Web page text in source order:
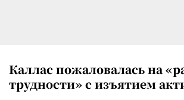
Каллас пожаловалась на
трудности» с изъятием